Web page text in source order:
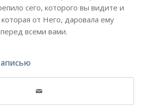
сего, которого вы видите и
от Него, даровала ему
всеми вами.